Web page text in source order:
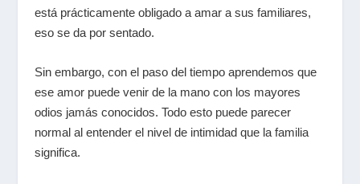
está prácticamente obligado a amar a sus familiares,
eso se da por sentado.
Sin embargo, con el paso del tiempo aprendemos que
ese amor puede venir de la mano con los mayores
odios jamás conocidos. Todo esto puede parecer
normal al entender el nivel de intimidad que la familia
significa.